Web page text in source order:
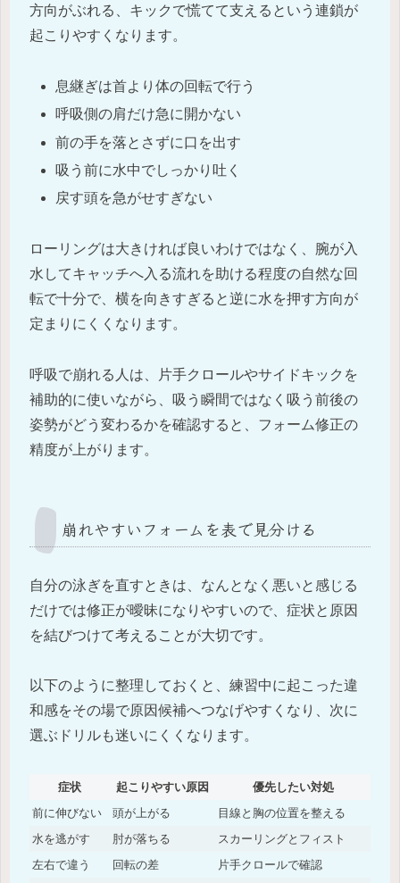
方向がぶれる、キックで慌てて支えるという連鎖が
起こりやすくなります。
息継ぎは首より体の回転で行う
呼吸側の肩だけ急に開かない
前の手を落とさずに口を出す
吸う前に水中でしっかり吐く
戻す頭を急がせすぎない
ローリングは大きければ良いわけではなく、腕が入
水してキャッチへ入る流れを助ける程度の自然な回
転で十分で、横を向きすぎると逆に水を押す方向が
定まりにくくなります。
呼吸で崩れる人は、片手クロールやサイドキックを
補助的に使いながら、吸う瞬間ではなく吸う前後の
姿勢がどう変わるかを確認すると、フォーム修正の
精度が上がります。
崩れやすいフォームを表で見分ける
自分の泳ぎを直すときは、なんとなく悪いと感じる
だけでは修正が曖昧になりやすいので、症状と原因
を結びつけて考えることが大切です。
以下のように整理しておくと、練習中に起こった違
和感をその場で原因候補へつなげやすくなり、次に
選ぶドリルも迷いにくくなります。
症状 起こりやすい原因
優先したい対処
前に伸びない
頭が上がる
目線と胸の位置を整える
水を逃がす
肘が落ちる
スカーリングとフィスト
左右で違う
回転の差
片手クロールで確認